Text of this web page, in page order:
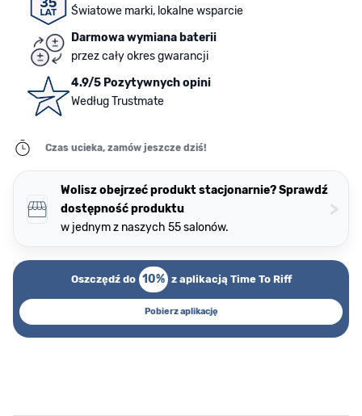
Światowe marki, lokalne wsparcie
Darmowa wymiana baterii
przez cały okres gwarancji
4.9/5 Pozytywnych opini
Według Trustmate
Czas ucieka, zamów jeszcze dziś!
Wolisz obejrzeć produkt stacjonarnie? Sprawdź
dostępność produktu
w jednym z naszych 55 salonów.
>
Oszczędź do 10% z aplikacją Time To Riff
Pobierz aplikację